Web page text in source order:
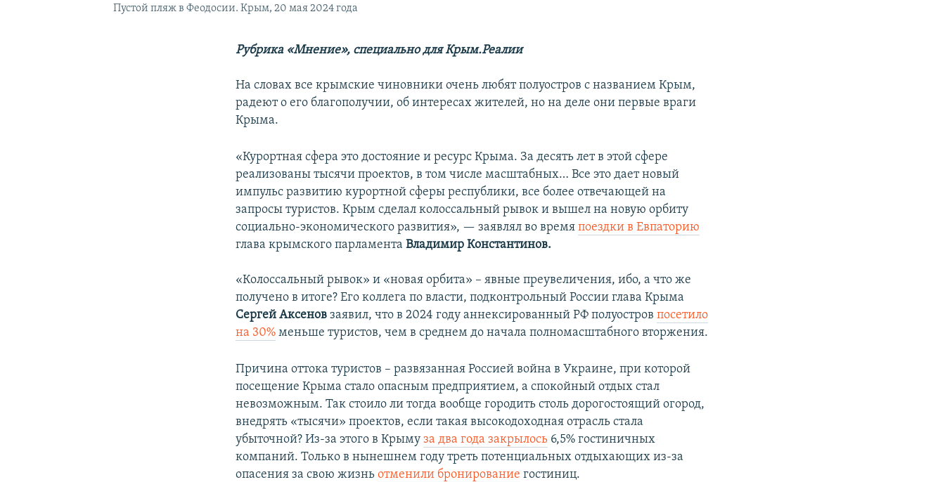
Пустой пляж в Феодосии. Крым, 20 мая 2024 года
Рубрика «Мнение», специально для Крым.Реалии
На словах все крымские чиновники очень любят полуостров с названием Крым,
радеют о его благополучии, об интересах жителей, но на деле они первые враги
Крыма.
«Курортная сфера это достояние и ресурс Крыма. За десять лет в этой сфере
реализованы тысячи проектов, в том числе масштабных… Все это дает новый
импульс развитию курортной сферы республики, все более отвечающей на
запросы туристов. Крым сделал колоссальный рывок и вышел на новую орбиту
социально-экономического развития», — заявлял во времяпоездки в Евпаторию
глава крымского парламентаВладимир Константинов.
«Колоссальный рывок» и «новая орбита» – явные преувеличения, ибо, а что же
получено в итоге? Его коллега по власти, подконтрольный России глава Крыма
Сергей Аксенов заявил, что в 2024 году аннексированный РФ полуостровпосетило
на 30% меньше туристов, чем в среднем до начала полномасштабного вторжения.
Причина оттока туристов – развязанная Россией война в Украине, при которой
посещение Крыма стало опасным предприятием, а спокойный отдых стал
невозможным. Так стоило ли тогда вообще городить столь дорогостоящий огород,
внедрять «тысячи» проектов, если такая высокодоходная отрасль стала
убыточной? Из-за этого в Крымуза два года закрылось 6,5% гостиничных
компаний. Только в нынешнем году треть потенциальных отдыхающих из-за
опасения за свою жизньотменили бронирование гостиниц.